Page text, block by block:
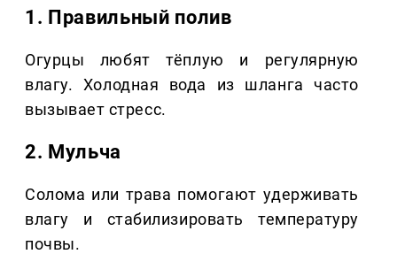
1. Правильный полив
Огурцы любят тёплую и регулярную
влагу. Холодная вода из шланга часто
вызывает стресс.
2. Мульча
Солома или трава помогают удерживать
влагу и стабилизировать температуру
почвы.